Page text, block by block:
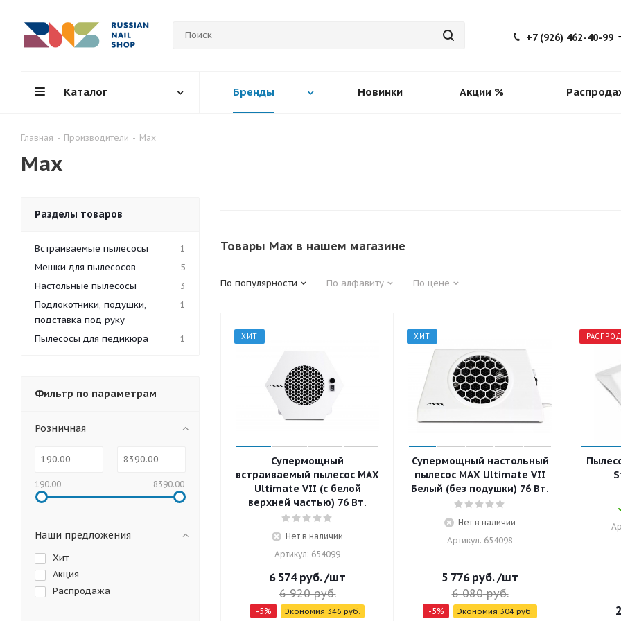
+7 (926) 462-40-99
Каталог Бренды Новинки Акции %
Главная - Производители - Max
Max
Товары Max в нашем магазине
По популярности По алфавиту По цене
ХИТ
Супермощный
встраиваемый пылесос MAX
Ultimate VII (с белой
верхней частью) 76 Вт.
Нет в наличии
Артикул: 654099
6 574руб. /шт
6 920руб.
-5% Экономия 346 руб.
ХИТ
Супермощный настольный
пылесос MAX Ultimate VII
Белый (без подушки) 76 Вт.
Нет в наличии
Артикул: 654098
5 776руб. /шт
6 080руб.
-5% Экономия 304руб.
Разделы товаров
Встраиваемые пылесосы
1
Мешки для пылесосов
5
Настольные пылесосы
3
Подлокотники, подушки,
подставка под руку
1
Пылесосы для педикюра 1
Фильтр по параметрам
Розничная
190.00 8390.00
Наши предложения
Хит
Акция
Распродажа